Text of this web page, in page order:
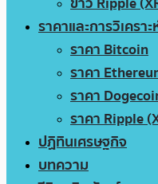
ราคาและการวิเคราะ
ราคา Bitcoin
ราคา
ราคา
ราคา Ripple
ปฏิทินเศรษฐกิจ
บทความ